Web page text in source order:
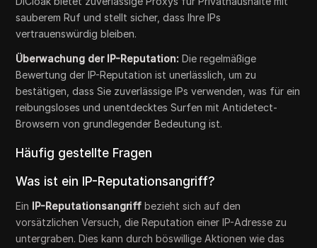
sauberem Ruf und stellt sicher, dass Ihre IPs
vertrauenswürdig bleiben.
Überwachung der IP-Reputation:Die regelmäßige
Bewertung der IP-Reputation ist unerlässlich, um zu
bestätigen, dass Sie zuverlässige IPs verwenden, was für ein
reibungsloses und unentdecktes Surfen mit Antidetect-
Browsern von grundlegender Bedeutung ist.
Häufig gestellte Fragen
Was ist ein IP-Reputationsangriff?
Ein IP-Reputationsangriffbezieht sich auf den
vorsätzlichen Versuch, die Reputation einer IP-Adresse zu
untergraben. Dies kann durch böswillige Aktionen wie das